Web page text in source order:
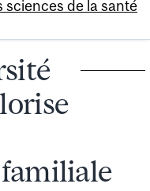
sciences de la santé